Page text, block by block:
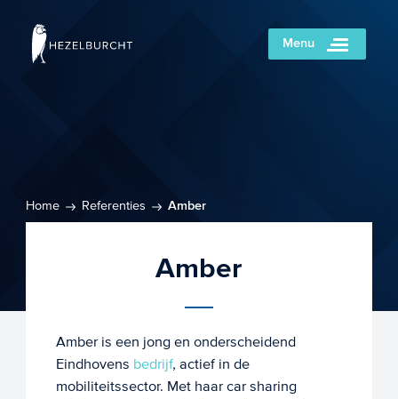
Menu
Home Referenties Amber
Amber
Amber is een jong en onderscheidend
Eindhovens bedrijf, actief in de
mobiliteitssector. Met haar car sharing